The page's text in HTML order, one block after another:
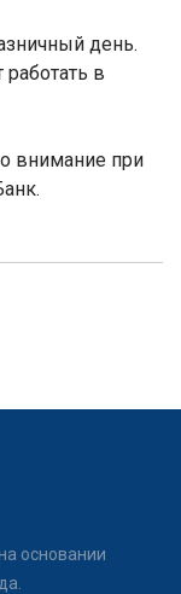
день.
работать в
внимание при
основании